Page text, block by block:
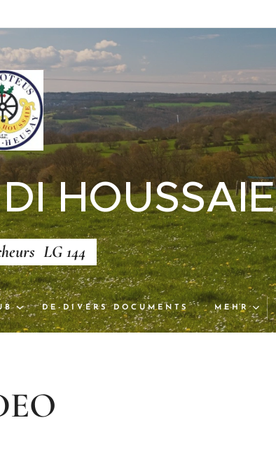
HOUSSAIE
LG 144
DE-DIVERS DOCUMENTS MEHR